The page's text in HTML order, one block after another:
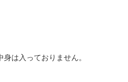
は入っておりません。